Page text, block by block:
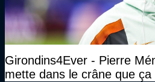
Girondins4Ever - Pierre
mette dans le crâne que